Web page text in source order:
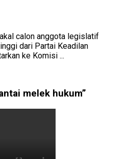
calon anggota legislatif
dari Partai Keadilan
ke Komisi ...
melek hukum”